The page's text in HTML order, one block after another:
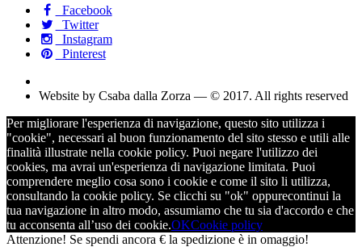
Facebook
Twitter
Instagram
Pinterest
Website by Csaba dalla Zorza — © 2017. All rights reserved
Per migliorare l'esperienza di navigazione, questo sito utilizza i
"cookie", necessari al buon funzionamento del sito stesso e utili alle
finalità illustrate nella cookie policy. Puoi negare l'utilizzo dei
cookies, ma avrai un'esperienza di navigazione limitata. Puoi
comprendere meglio cosa sono i cookie e come il sito li utilizza,
consultando la cookie policy. Se clicchi su "ok" oppurecontinui la
tua navigazione in altro modo, assumiamo che tu sia d'accordo e che
tu acconsenta all’uso dei cookie.OKCookie policy
Attenzione! Se spendi ancora € la spedizione è in omaggio!